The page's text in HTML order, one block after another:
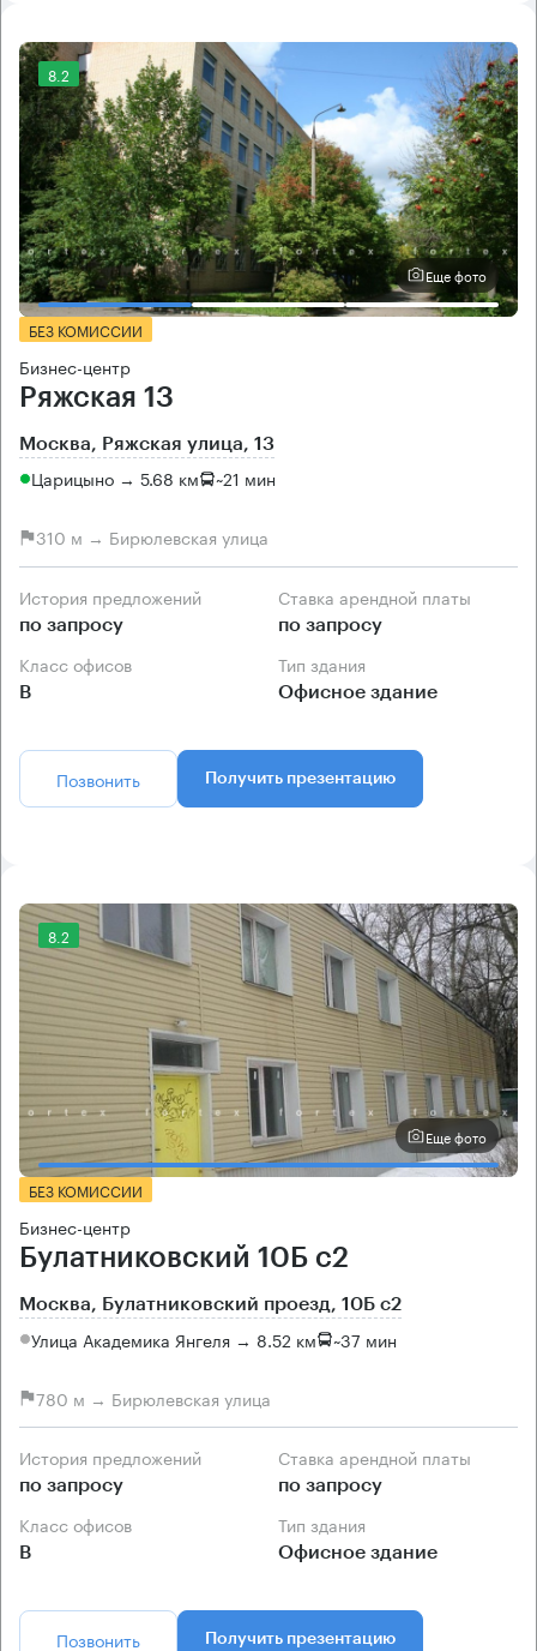
8.2
Еще фото
БЕЗ КОМИССИИ
Бизнес-центр
Ряжская 13
Москва, Ряжская улица, 13
Царицыно → 5.68 км ~21 мин
310 м → Бирюлевская улица
История предложений
по запросу
Ставка арендной платы
по запросу
Класс офисов
B
Тип здания
Офисное здание
Позвонить Получить презентацию
8.2
Еще фото
БЕЗ КОМИССИИ
Бизнес-центр
Булатниковский 10Б с2
Москва, Булатниковский проезд, 10Б с2
Улица Академика Янгеля → 8.52 км ~37 мин
780 м → Бирюлевская улица
История предложений
по запросу
Ставка арендной платы
по запросу
Класс офисов
B
Тип здания
Офисное здание
Позвонить Получить презентацию